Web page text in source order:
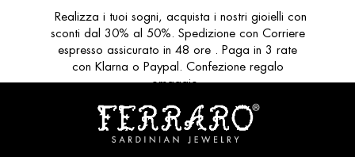
Realizza i tuoi sogni, acquista i nostri gioielli con
sconti dal 30% al 50%. Spedizione con Corriere
espresso assicurato in 48 ore . Paga in 3 rate
con Klarna o Paypal. Confezione regalo
omaggio